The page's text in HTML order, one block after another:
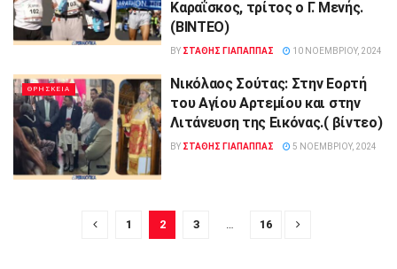
Καραΐσκος, τρίτος ο Γ. Μενής.
(ΒΙΝΤΕΟ)
BY ΣΤΑΘΗΣ ΓΊΑΠΑΠΠΑΣ 10 ΝΟΕΜΒΡΊΟΥ, 2024
ΘΡΗΣΚΕΙΑ
Νικόλαος Σούτας: Στην Εορτή
του Αγίου Αρτεμίου και στην
Λιτάνευση της Εικόνας.( βίντεο)
BY ΣΤΑΘΗΣ ΓΊΑΠΑΠΠΑΣ 5 ΝΟΕΜΒΡΊΟΥ, 2024
1 2 3 … 16